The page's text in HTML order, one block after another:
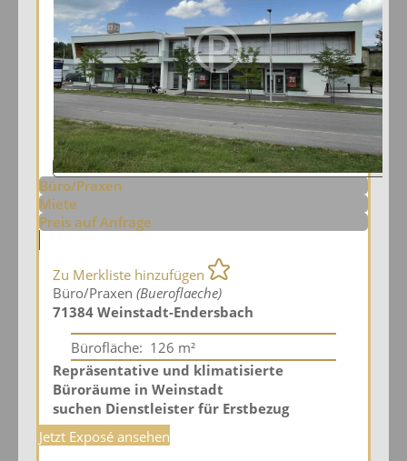
Büro/Praxen
Miete
Preis auf Anfrage
Zu Merkliste hinzufügen
Büro/Praxen (Bueroflaeche)
71384 Weinstadt-Endersbach
Bürofläche: 126 m²
Repräsentative und klimatisierte
Büroräume in Weinstadt
suchen Dienstleister für Erstbezug
Jetzt Exposé ansehen